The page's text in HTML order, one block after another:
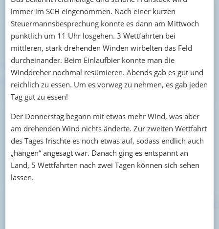
immer im SCH eingenommen. Nach einer kurzen
Steuermannsbesprechung konnte es dann am Mittwoch
pünktlich um 11 Uhr losgehen. 3 Wettfahrten bei
mittleren, stark drehenden Winden wirbelten das Feld
durcheinander. Beim Einlaufbier konnte man die
Winddreher nochmal resümieren. Abends gab es gut und
reichlich zu essen. Um es vorweg zu nehmen, es gab jeden
Tag gut zu essen!
Der Donnerstag begann mit etwas mehr Wind, was aber
am drehenden Wind nichts änderte. Zur zweiten Wettfahrt
des Tages frischte es noch etwas auf, sodass endlich auch
„hängen“ angesagt war. Danach ging es entspannt an
Land, 5 Wettfahrten nach zwei Tagen können sich sehen
lassen.